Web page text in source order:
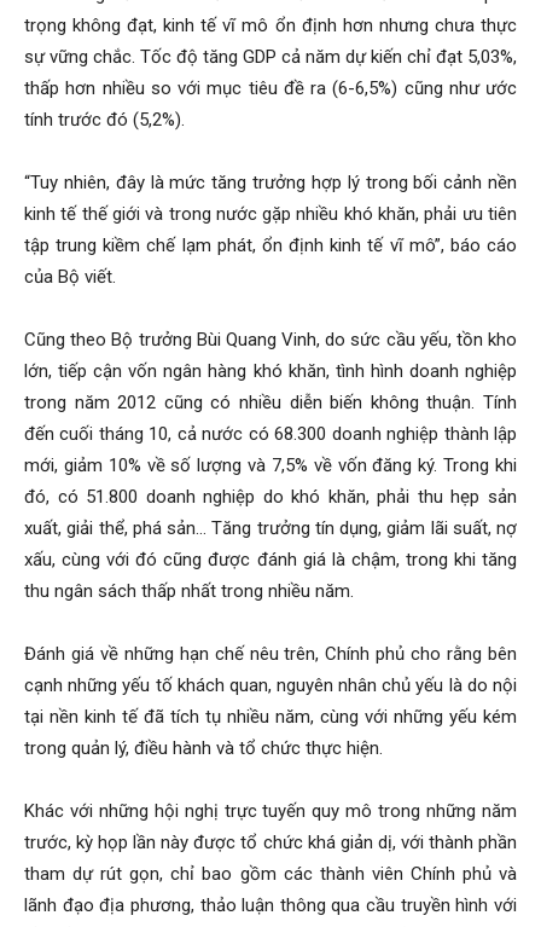
trọng không đạt, kinh tế vĩ mô ổn định hơn nhưng chưa thực
sự vững chắc. Tốc độ tăng GDP cả năm dự kiến chỉ đạt 5,03%,
thấp hơn nhiều so với mục tiêu đề ra (6-6,5%) cũng như ước
tính trước đó (5,2%).
“Tuy nhiên, đây là mức tăng trưởng hợp lý trong bối cảnh nền
kinh tế thế giới và trong nước gặp nhiều khó khăn, phải ưu tiên
tập trung kiềm chế lạm phát, ổn định kinh tế vĩ mô”, báo cáo
của Bộ viết.
Cũng theo Bộ trưởng Bùi Quang Vinh, do sức cầu yếu, tồn kho
lớn, tiếp cận vốn ngân hàng khó khăn, tình hình doanh nghiệp
trong năm 2012 cũng có nhiều diễn biến không thuận. Tính
đến cuối tháng 10, cả nước có 68.300 doanh nghiệp thành lập
mới, giảm 10% về số lượng và 7,5% về vốn đăng ký. Trong khi
đó, có 51.800 doanh nghiệp do khó khăn, phải thu hẹp sản
xuất, giải thể, phá sản… Tăng trưởng tín dụng, giảm lãi suất, nợ
xấu, cùng với đó cũng được đánh giá là chậm, trong khi tăng
thu ngân sách thấp nhất trong nhiều năm.
Đánh giá về những hạn chế nêu trên, Chính phủ cho rằng bên
cạnh những yếu tố khách quan, nguyên nhân chủ yếu là do nội
tại nền kinh tế đã tích tụ nhiều năm, cùng với những yếu kém
trong quản lý, điều hành và tổ chức thực hiện.
Khác với những hội nghị trực tuyến quy mô trong những năm
trước, kỳ họp lần này được tổ chức khá giản dị, với thành phần
tham dự rút gọn, chỉ bao gồm các thành viên Chính phủ và
lãnh đạo địa phương, thảo luận thông qua cầu truyền hình với